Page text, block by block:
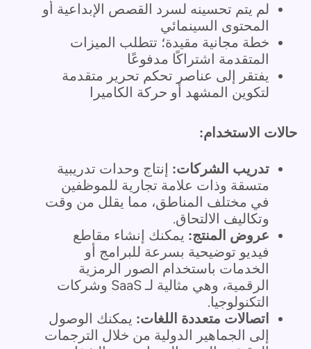
لم يتم تحسينه لسرد القصص الإبداعية أو
المحتوى السينمائي
خطة مجانية مقيدة؛ تتطلب الميزات
المتقدمة اشتراكًا مدفوعًا
يفتقر إلى عناصر تحكم تحرير متقدمة
لتكوين المشهد أو حركة الكاميرا
حالات الاستخدام:
تدريب الشركات: إنتاج وحدات تدريبية
متسقة وذات علامة تجارية للموظفين
في مختلف المناطق، مما يقلل من وقت
وتكاليف الالتحاق.
عروض المنتج: يمكنك إنشاء مقاطع
فيديو توضيحية بسرعة للبرامج أو
الخدمات باستخدام الصور الرمزية
الرقمية، وهي مثالية لـ SaaS وشركات
التكنولوجيا.
اتصالات متعددة اللغات: يمكنك الوصول
إلى الجماهير الدولية من خلال الترجمات